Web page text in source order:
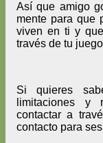
Así que amigo
mente para que
viven en ti y
través de tu
Si quieres
limitaciones y
contactar a
contacto para